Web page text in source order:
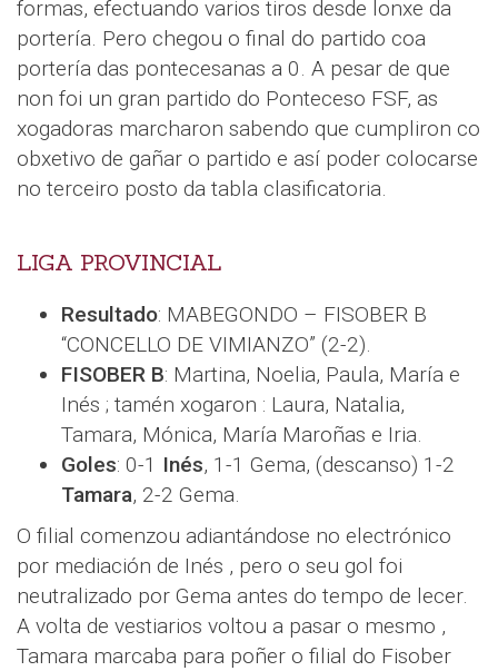
formas, efectuando varios tiros desde lonxe da
portería. Pero chegou o final do partido coa
portería das pontecesanas a 0. A pesar de que
non foi un gran partido do Ponteceso FSF, as
xogadoras marcharon sabendo que cumpliron co
obxetivo de gañar o partido e así poder colocarse
no terceiro posto da tabla clasificatoria.
LIGA PROVINCIAL
Resultado: MABEGONDO – FISOBER B
“CONCELLO DE VIMIANZO” (2-2).
FISOBER B: Martina, Noelia, Paula, María e
Inés ; tamén xogaron : Laura, Natalia,
Tamara, Mónica, María Maroñas e Iria.
Goles: 0-1 Inés, 1-1 Gema, (descanso) 1-2
Tamara, 2-2 Gema.
O filial comenzou adiantándose no electrónico
por mediación de Inés , pero o seu gol foi
neutralizado por Gema antes do tempo de lecer.
A volta de vestiarios voltou a pasar o mesmo ,
Tamara marcaba para poñer o filial do Fisober